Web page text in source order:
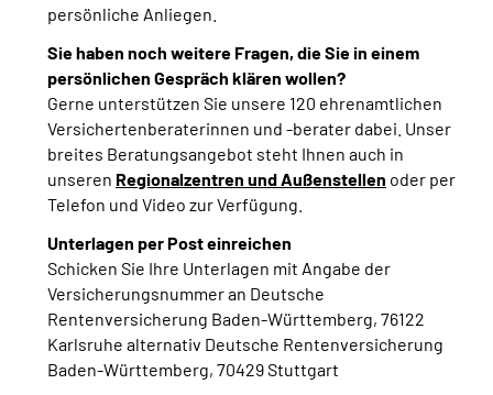
persönliche Anliegen.
Sie haben noch weitere Fragen, die Sie in einem
persönlichen Gespräch klären wollen?
Gerne unterstützen Sie unsere 120 ehrenamtlichen
Versichertenberaterinnen und -berater dabei. Unser
breites Beratungsangebot steht Ihnen auch in
unseren Regionalzentren und Außenstellen oder per
Telefon und Video zur Verfügung.
Unterlagen per Post einreichen
Schicken Sie Ihre Unterlagen mit Angabe der
Versicherungsnummer an Deutsche
Rentenversicherung Baden-Württemberg, 76122
Karlsruhe alternativ Deutsche Rentenversicherung
Baden-Württemberg, 70429 Stuttgart